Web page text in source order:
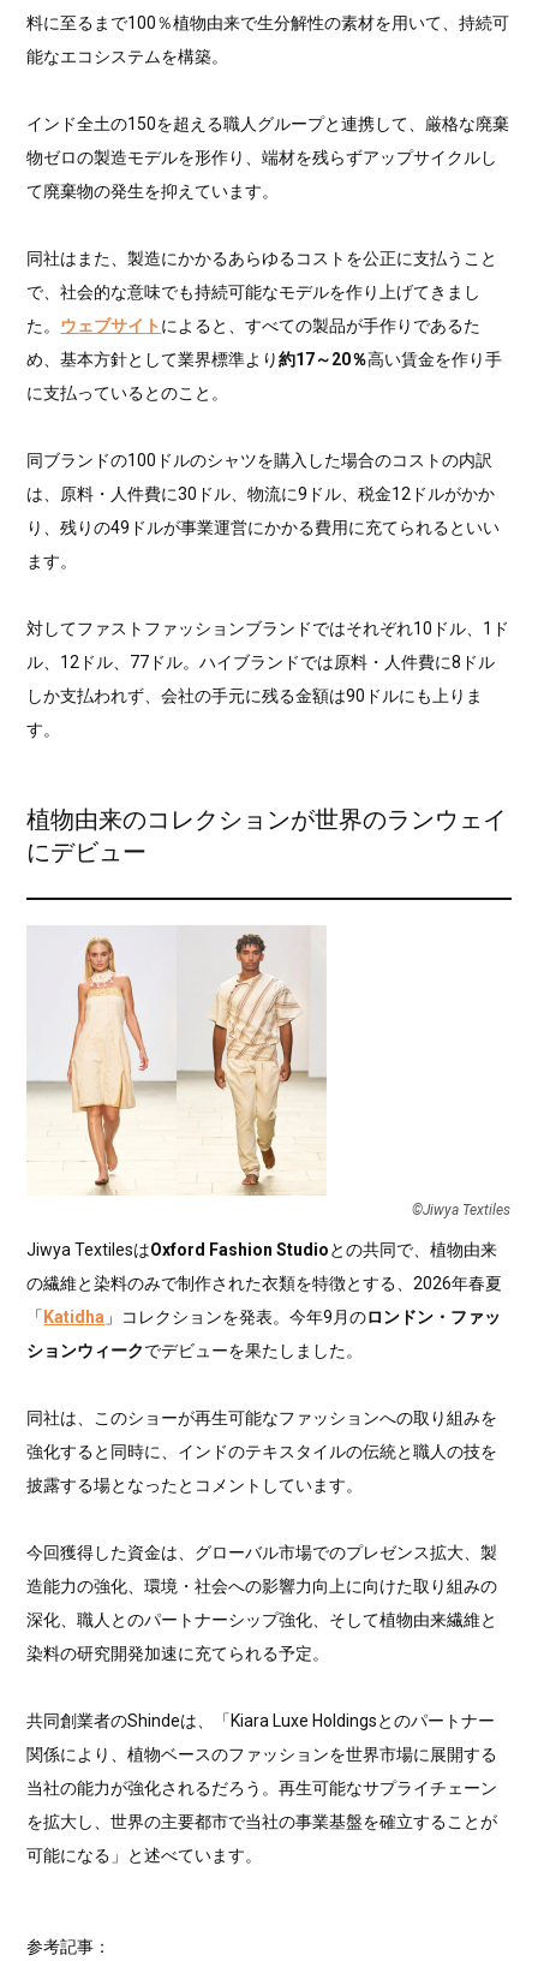
料に至るまで100％植物由来で生分解性の素材を用いて、持続可
能なエコシステムを構築。
インド全土の150を超える職人グループと連携して、厳格な廃棄
物ゼロの製造モデルを形作り、端材を残らずアップサイクルし
て廃棄物の発生を抑えています。
同社はまた、製造にかかるあらゆるコストを公正に支払うこと
で、社会的な意味でも持続可能なモデルを作り上げてきまし
た。 ウェブサイト によると、すべての製品が手作りであるた
め、基本方針として業界標準より約17～20％高い賃金を作り手
に支払っているとのこと。
同ブランドの100ドルのシャツを購入した場合のコストの内訳
は、原料・人件費に30ドル、物流に9ドル、税金12ドルがかか
り、残りの49ドルが事業運営にかかる費用に充てられるといい
ます。
対してファストファッションブランドではそれぞれ10ドル、1ド
ル、12ドル、77ドル。ハイブランドでは原料・人件費に8ドル
しか支払われず、会社の手元に残る金額は90ドルにも上りま
す。
植物由来のコレクションが世界のランウェイ
にデビュー
©Jiwya Textiles
Jiwya TextilesはOxford Fashion Studioとの共同で、植物由来
の繊維と染料のみで制作された衣類を特徴とする、2026年春夏
「 Katidha 」コレクションを発表。今年9月のロンドン・ファッ
ションウィークでデビューを果たしました。
同社は、このショーが再生可能なファッションへの取り組みを
強化すると同時に、インドのテキスタイルの伝統と職人の技を
披露する場となったとコメントしています。
今回獲得した資金は、グローバル市場でのプレゼンス拡大、製
造能力の強化、環境・社会への影響力向上に向けた取り組みの
深化、職人とのパートナーシップ強化、そして植物由来繊維と
染料の研究開発加速に充てられる予定。
共同創業者のShindeは、「Kiara Luxe Holdingsとのパートナー
関係により、植物ベースのファッションを世界市場に展開する
当社の能力が強化されるだろう。再生可能なサプライチェーン
を拡大し、世界の主要都市で当社の事業基盤を確立することが
可能になる」と述べています。
参考記事：